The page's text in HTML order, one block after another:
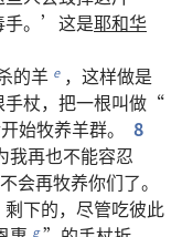
手。’ 这是耶和华
的羊 e ， 这样做是
手杖， 把一根叫做 “
开始牧养羊群。
8
我再也不能容忍
不会再牧养你们了。
剩下的， 尽管吃彼此
g